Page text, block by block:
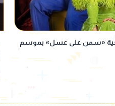
«سمن على عسل» بموسم